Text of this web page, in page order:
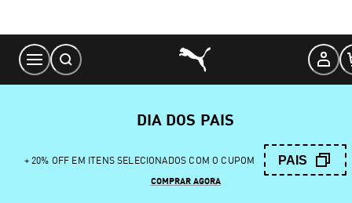
Content
DIA DOS PAIS
+ 20% OFF EM ITENS SELECIONADOS COM O CUPOM PAIS
COMPRAR AGORA